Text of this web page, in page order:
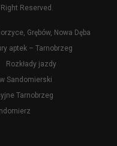
Reserved.
Grębów, Nowa Dęba
aptek – Tarnobrzeg
Rozkłady jazdy
Sandomierski
Tarnobrzeg